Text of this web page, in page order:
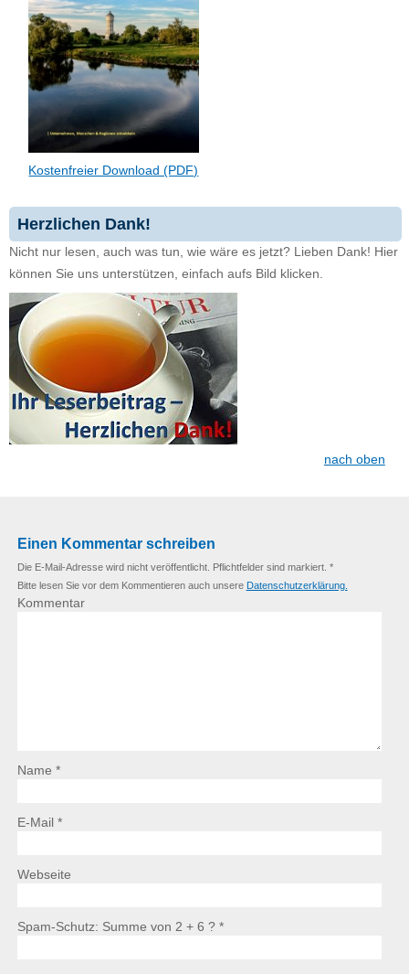
Kostenfreier Download (PDF)
Herzlichen Dank!
Nicht nur lesen, auch was tun, wie wäre es jetzt? Lieben Dank! Hier
können Sie uns unterstützen, einfach aufs Bild klicken.
nach oben
Einen Kommentar schreiben
Die E-Mail-Adresse wird nicht veröffentlicht. Pflichtfelder sind markiert. *
Bitte lesen Sie vor dem Kommentieren auch unsere Datenschutzerklärung.
Kommentar
Name *
E-Mail *
Webseite
Spam-Schutz: Summe von 2 + 6 ? *